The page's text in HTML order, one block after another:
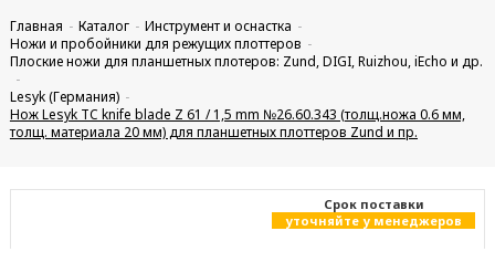
Главная Каталог
Инструмент и оснастка
Ножи и пробойники для режущих плоттеров
Плоские ножи для планшетных плотеров: Zund, DIGI, Ruizhou, iEcho и др.
Lesyk (Германия)
Нож Lesyk TC knife blade Z 61 / 1,5 mm №26.60.343 (толщ.ножа 0.6 мм,
толщ. материала 20 мм) для планшетных плоттеров Zund и пр.
Cрок поставки
уточняйте у менеджеров